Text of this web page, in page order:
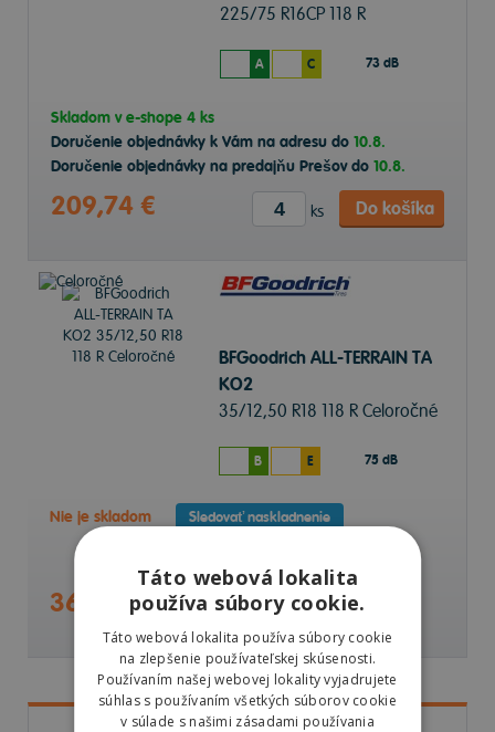
225/75 R16CP 118 R
A C 73 dB
Skladom ve-shope 4 ks
Doručenie objednávky k Vám na adresu do 10.8.
Doručenie objednávky na predajňu Prešov do 10.8.
209,74 € ks Do košíka
BFGoodrich ALL-TERRAIN TA
KO2
35/12,50 R18 118 R Celoročné
B E 75 dB
Nie je skladom Sledovať naskladnenie
365,34 €
Táto webová lokalita
používa súbory cookie.
Táto webová lokalita používa súbory cookie
na zlepšenie používateľskej skúsenosti.
Používaním našej webovej lokality vyjadrujete
súhlas s používaním všetkých súborov cookie
v súlade s našimi zásadami používania